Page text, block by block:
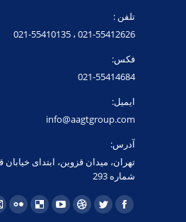
تلفن :
021-55412626 ، 021-55410135
فکس:
021-55414684
ایمیل:
info@aagtgroup.com
آدرس:
تهران، میدان قزوین، ابتدای
شماره 293
مارا در اینجا پیدا کنید:
فیسبوکتوئیترDribbbleیوتیوبDelicious
فلیکر